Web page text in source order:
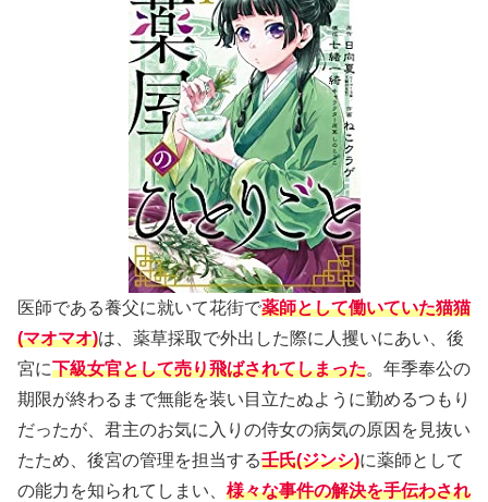
医師である養父に就いて花街で薬師として働いていた猫猫
(マオマオ)は、薬草採取で外出した際に人攫いにあい、後
宮に下級女官として売り飛ばされてしまった。年季奉公の
期限が終わるまで無能を装い目立たぬように勤めるつもり
だったが、君主のお気に入りの侍女の病気の原因を見抜い
たため、後宮の管理を担当する壬氏(ジンシ)に薬師として
の能力を知られてしまい、 様々な事件の解決を手伝わされ